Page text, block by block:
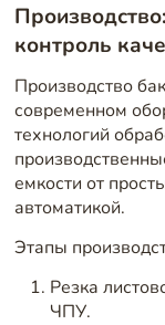
контроль
Производство
современном
технологий
емкости от
автоматикой.
Этапы
Резка
ЧПУ.